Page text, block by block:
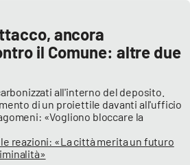
ancora
il Comune: altre due
all'interno del deposito.
di un proiettile davanti all'ufficio
«Vogliono bloccare la
reazioni: «La città merita un futuro